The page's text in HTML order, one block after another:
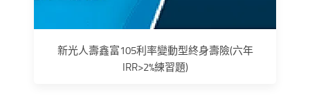
新光人壽鑫富105利率變動型終身壽險(六年
IRR>2%練習題)